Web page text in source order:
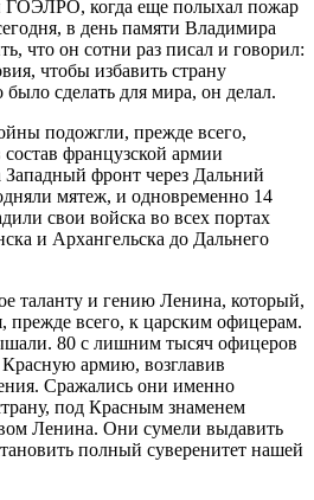
когда еще полыхал пожар
в день памяти Владимира
что он сотни раз писал и говорил:
чтобы избавить страну
сделать для мира, он делал.
подожгли, прежде всего,
французской армии
фронт через Дальний
мятеж, и одновременно 14
свои войска во всех портах
и Архангельска до Дальнего
таланту и гению Ленина, который,
прежде всего, к царским офицерам.
80 с лишним тысяч офицеров
армию, возглавив
Сражались они именно
под Красным знаменем
Ленина. Они сумели выдавить
полный суверенитет нашей